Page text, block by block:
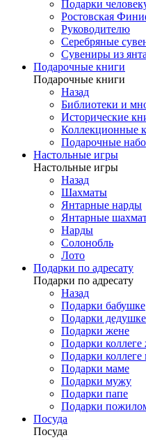
Подарки
Ростовская
Руководителю
Серебряные
Сувениры из
Подарочные книги
Подарочные книги
Назад
Библиотеки и
Исторические
Коллекционные
Подарочные
Настольные игры
Настольные игры
Назад
Шахматы
Янтарные нарды
Янтарные
Нарды
Солонобль
Лото
Подарки по адресату
Подарки по адресату
Назад
Подарки бабушке
Подарки дедушке
Подарки жене
Подарки
Подарки
Подарки маме
Подарки мужу
Подарки папе
Подарки
Посуда
Посуда